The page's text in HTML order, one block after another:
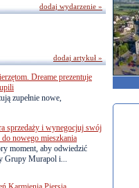
dodaj wydarzenie »
Dreame prezentuje
zupełnie nowe,
sprzedaży i wynegocjuj swój
nowego mieszkania
moment, aby odwiedzić
Grupy Murapol i...
dodaj artykuł »